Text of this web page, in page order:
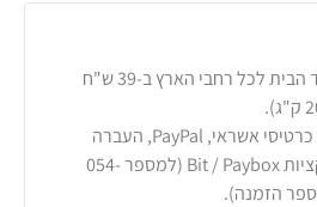
שליח עד הבית לכל רחבי הארץ ב-39 ש"ח
כרטיסי אשראי, PayPal, העברה
בנקאית או באפליקציות Bit / Paybox (למספר 054-